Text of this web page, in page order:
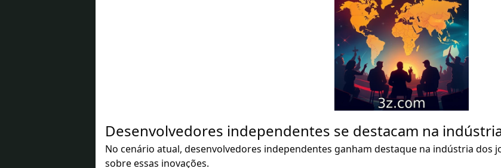
Desenvolvedores independentes se destacam na
No cenário atual, desenvolvedores independentes ganham destaque na indústria dos
sobre essas inovações.